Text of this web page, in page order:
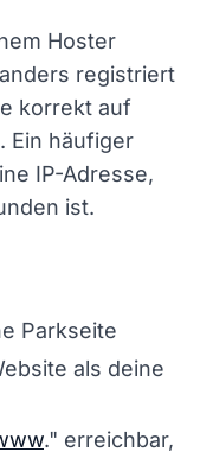
Hoster
registriert
korrekt auf
Ein häufiger
IP-Adresse,
ist.
Parkseite
als deine
." erreichbar,